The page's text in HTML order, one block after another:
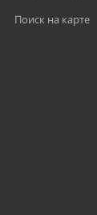
Поиск на карте